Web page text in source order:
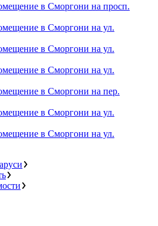
в Сморгони на просп.
в Сморгони на ул.
в Сморгони на ул.
в Сморгони на ул.
в Сморгони на пер.
в Сморгони на ул.
в Сморгони на ул.